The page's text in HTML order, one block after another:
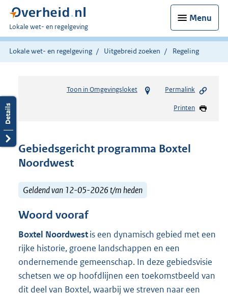
Menu
U
bent
hier:
Lokale wet- en regelgeving
Lokale wet- en regelgeving Uitgebreid zoeken Regeling
Toon in Omgevingsloket Permalink
Printen
Gebiedsgericht programma Boxtel
Noordwest
Geldend van 12-05-2026 t/m heden
Woord vooraf
Boxtel Noordwestis een dynamisch gebied met een
rijke historie, groene landschappen en een
ondernemende gemeenschap. In deze gebiedsvisie
schetsen we op hoofdlijnen een toekomstbeeld van
dit deel van Boxtel, waarbij we streven naar een